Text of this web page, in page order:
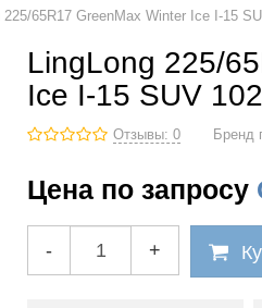
225/65R17 GreenMax Winter Ice I-15
LingLong 225/
Ice I-15 SUV
Отзывы: 0 Бренд
Цена по запросу
- +